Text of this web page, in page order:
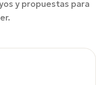
y propuestas para